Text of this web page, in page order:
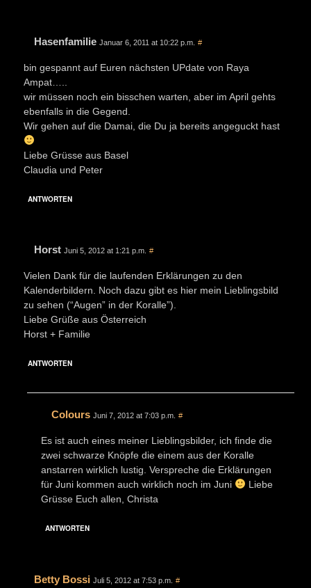
Hasenfamilie Januar 6, 2011 at 10:22 p.m. #
bin gespannt auf Euren nächsten UPdate von Raya
Ampat…..
wir müssen noch ein bisschen warten, aber im April gehts
ebenfalls in die Gegend.
Wir gehen auf die Damai, die Du ja bereits angeguckt hast
Liebe Grüsse aus Basel
Claudia und Peter
ANTWORTEN
Horst Juni 5, 2012 at 1:21 p.m. #
Vielen Dank für die laufenden Erklärungen zu den
Kalenderbildern. Noch dazu gibt es hier mein Lieblingsbild
zu sehen (“Augen” in der Koralle”).
Liebe Grüße aus Österreich
Horst + Familie
ANTWORTEN
Colours Juni 7, 2012 at 7:03 p.m. #
Es ist auch eines meiner Lieblingsbilder, ich finde die
zwei schwarze Knöpfe die einem aus der Koralle
anstarren wirklich lustig. Verspreche die Erklärungen
für Juni kommen auch wirklich noch im Juni
Liebe
Grüsse Euch allen, Christa
ANTWORTEN
Betty Bossi Juli 5, 2012 at 7:53 p.m. #